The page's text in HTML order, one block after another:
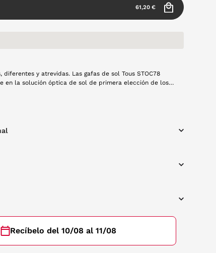
61,20 €
diferentes y atrevidas. Las gafas de sol Tous STOC78
en la solución óptica de sol de primera elección de los
que logra combinar como muy pocas diferentes
Recíbelo del 10/08 al 11/08